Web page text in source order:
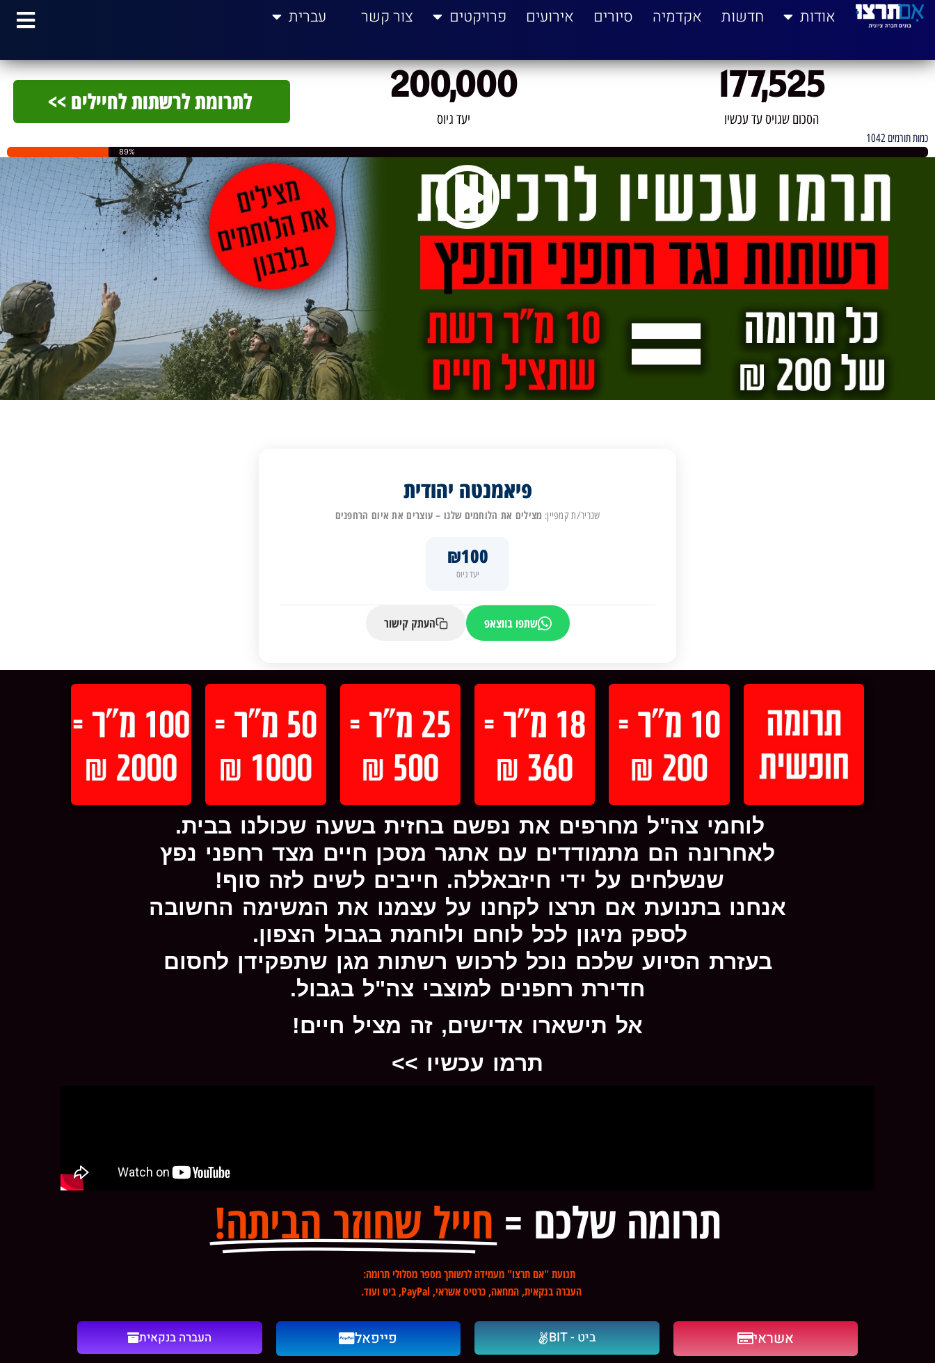
לתוכן אודות חדשות אקדמיה סיורים אירועים פרויקטים צור קשר עברית
הסכום שגויס עד עכשיו
177,525
יעד גיוס
200,000 לתרומת לרשתות לחיילים >>
כמות תורמים 1042
89%
פיאמנטה יהודית
שגריר/ת קמפיין: מצילים את הלוחמים שלנו – עוצרים את איום הרחפנים
₪100
יעד גיוס
שתפו בווצאפ העתק קישור
לוחמי צה"ל מחרפים את נפשם בחזית בשעה שכולנו בבית.
לאחרונה הם מתמודדים עם אתגר מסכן חיים מצד רחפני נפץ
שנשלחים על ידי חיזבאללה. חייבים לשים לזה סוף!
אנחנו בתנועת אם תרצו לקחנו על עצמנו את המשימה החשובה
לספק מיגון לכל לוחם ולוחמת בגבול הצפון.
בעזרת הסיוע שלכם נוכל לרכוש רשתות מגן שתפקידן לחסום
חדירת רחפנים למוצבי צה"ל בגבול.
אל תישארו אדישים, זה מציל חיים!
תרמו עכשיו >>
תרומה שלכם = חייל שחוזר הביתה!
תנועת "אם תרצו" מעמידה לרשותך מספר מסלולי תרומה:
העברה בנקאית, המחאה, כרטיס אשראי, PayPal, ביט ועוד.
אשראי ביט - BIT פייפאל העברה בנקאית